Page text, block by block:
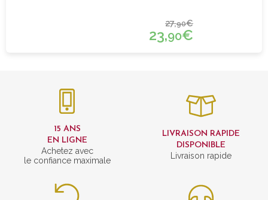
27,90€
23,90€
15 ANS
EN LIGNE
Achetez avec
le confiance maximale
LIVRAISON RAPIDE
DISPONIBLE
Livraison rapide